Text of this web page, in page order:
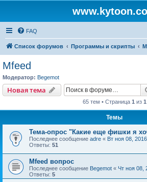
FAQ
Список форумов Программы и скрипты
Mfeed
Модератор: Begemot
Новая тема
65 тем • Страница 1 из 1
Темы
Тема-опрос "Какие еще фишки я
Последнее сообщение adre « Вт ноя 08,
Ответы: 51
Mfeed вопрос
Последнее сообщение Begemot « Чт ноя 08,
Ответы: 5